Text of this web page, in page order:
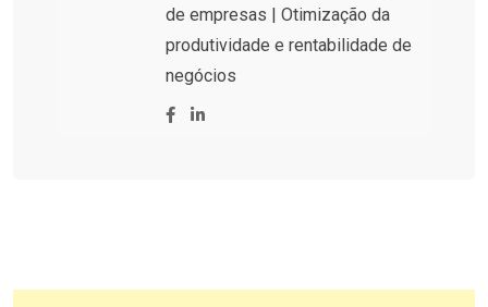
de empresas | Otimização da
produtividade e rentabilidade de
negócios